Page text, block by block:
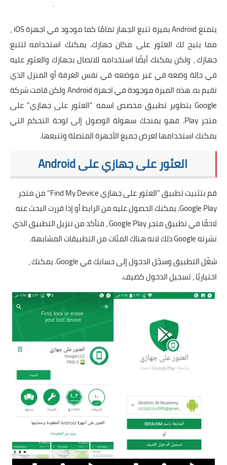
العملات الرقمية
يتمتع Android بميزة تتبع الجهاز تمامًا كما موجود في اجهزة iOS ،
مما يتيح لك العثور على مكان جهازك. يمكنك استخدامه لتتبع
جهازك ، ولكن يمكنك أيضًا استخدامه للاتصال بجهازك والعثور عليه
في حالة وضعه في غير موضعه في نفس الغرفة أو المنزل الذي
تقيم به. هذه الميزة موجودة في اجهزة Android ولكن قامت شركة
Google بتطوير تطبيق مخصص اسمه "العثور على جهازي" على
متجر Play. فهو يمنحك سهولة الوصول إلى لوحة التحكم التي
يمكنك استخدامها لعرض جميع الأجهزة المتصلة وتتبعها.
العثور على جهازي على Android
قم بتثبيت تطبيق "العثور على جهازي Find My Device" من متجر
Google Play. يمكنك الحصول عليه من الرابط أو إذا قررت البحث عنه
لاحقًا في تطبيق متجر Google Play ، فتأكد من تنزيل التطبيق الذي
نشرته Google ذلك لانه هناك المئات من التطبيقات المشابهة.
شغّل التطبيق وسجّل الدخول إلى حسابك في Google. يمكنك ،
اختياريًا ، تسجيل الدخول كضيف.